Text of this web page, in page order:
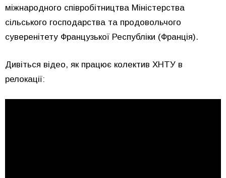
міжнародного співробітництва Міністерства
сільського господарства та продовольчого
суверенітету Французької Республіки (Франція).
Дивіться відео, як працює колектив ХНТУ в
релокації: